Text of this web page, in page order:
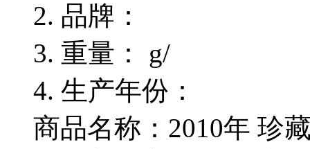
品牌：
重量：
g/
生产年份：
商品名称：2010年 珍